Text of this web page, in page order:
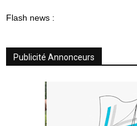
Flash news :
Publicité Annonceurs